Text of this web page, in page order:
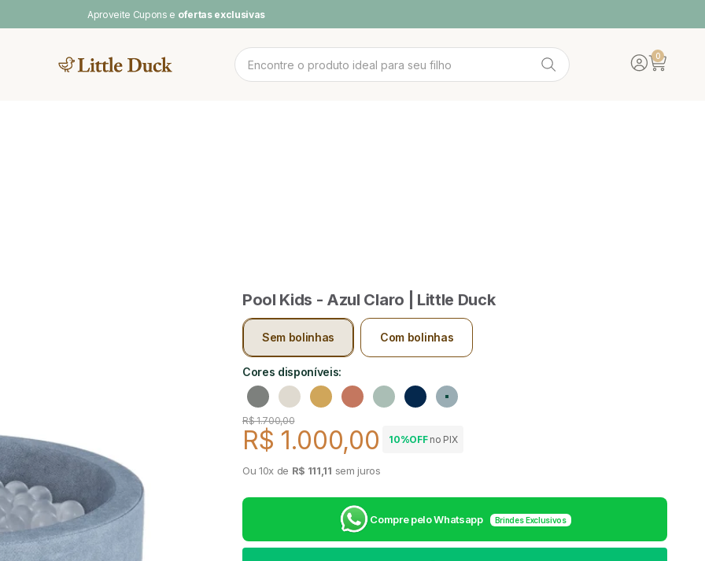
Aproveite Cupons e ofertas exclusivas
Translation
Abrir
0
Pool Kids - Azul Claro | Little Duck
Sem bolinhas Com bolinhas
Cores disponíveis:
Cinza Linho MostardaRosa Verde Azul marinho
Azul claro
Preço regular
R$ 1.700,00
Preço de venda
R$ 1.000,00 10%OFFno PIX
Ou 10x de R$ 111,11 sem juros
Compre pelo Whatsapp Brindes Exclusivos